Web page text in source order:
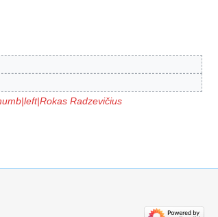
Radzevičius